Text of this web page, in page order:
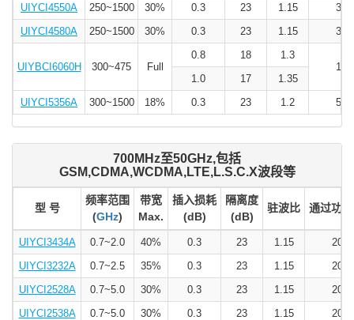
UIYCI4550A
250~1500 30% 0.3 23 1.15
300
UIYCI4580A
250~1500 30% 0.3 23 1.15 300
UIYBCI6060H 300~475 Full
0.8 18
1.3
100
1.0
17
1.35
UIYCI5356A
300~1500 18% 0.3 23 1.2 500
700MHz至50GHz,包括
GSM,CDMA,WCDMA,LTE,L.S.C.X波段等
型 号
频率范围
(GHz)
带宽
Max.
插入损耗
(dB)
隔离度
(dB)
驻波比 通过功
UIYCI3434A 0.7~2.0 40% 0.3 23 1.15
200
UIYCI3232A
0.7~2.5 35% 0.3 23 1.15
200
UIYCI2528A
0.7~5.0 30% 0.3 23 1.15
200
UIYCI2538A
0.7~5.0 30% 0.3 23 1.15
200